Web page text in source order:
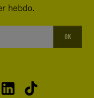
hebdo.
OK